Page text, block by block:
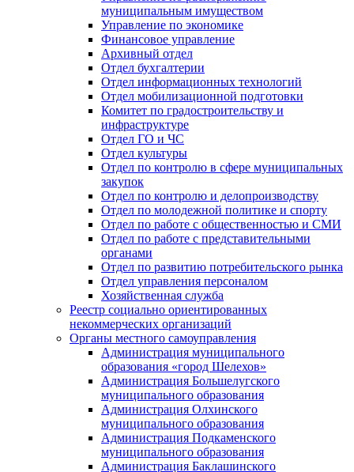
муниципальным имуществом
Управление по экономике
Финансовое управление
Архивный отдел
Отдел бухгалтерии
Отдел информационных технологий
Отдел мобилизационной подготовки
Комитет по градостроительству и
инфраструктуре
Отдел ГО и ЧС
Отдел культуры
Отдел по контролю в сфере муниципальных
закупок
Отдел по контролю и делопроизводству
Отдел по молодежной политике и спорту
Отдел по работе с общественностью и СМИ
Отдел по работе с представительными
органами
Отдел по развитию потребительского рынка
Отдел управления персоналом
Хозяйственная служба
Реестр социально ориентированных
некоммерческих организаций
Органы местного самоуправления
Администрация муниципального
образования «город Шелехов»
Администрация Большелугского
муниципального образования
Администрация Олхинского
муниципального образования
Администрация Подкаменского
муниципального образования
Администрация Баклашинского